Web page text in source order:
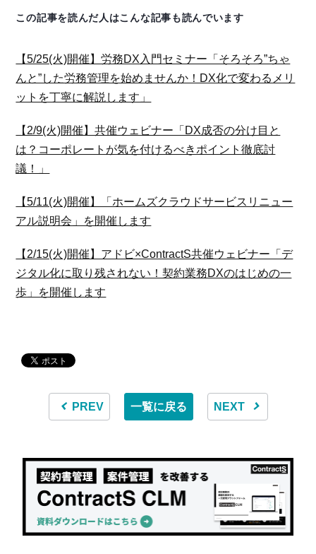
この記事を読んだ人はこんな記事も読んでいます
【5/25(火)開催】労務DX入門セミナー「そろそろ”ちゃ
んと”した労務管理を始めませんか！DX化で変わるメリ
ットを丁寧に解説します」
【2/9(火)開催】共催ウェビナー「DX成否の分け目と
は？コーポレートが気を付けるべきポイント徹底討
議！」
【5/11(火)開催】「ホームズクラウドサービスリニュー
アル説明会」を開催します
【2/15(火)開催】アドビ×ContractS共催ウェビナー「デ
ジタル化に取り残されない！契約業務DXのはじめの一
歩」を開催します
PREV 一覧に戻る NEXT